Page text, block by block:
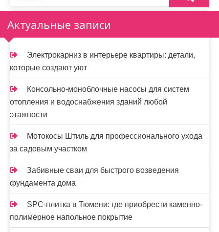
з
а
п
и
с
я
м
Актуальные записи
Электрокарниз в интерьере квартиры: детали,
которые создают уют
Консольно-моноблочные насосы для систем
отопления и водоснабжения зданий любой
этажности
Мотокосы Штиль для профессионального ухода
за садовым участком
Забивные сваи для быстрого возведения
фундамента дома
SPC-плитка в Тюмени: где приобрести каменно-
полимерное напольное покрытие